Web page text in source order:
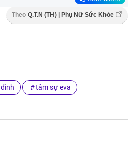
Theo Q.T.N (TH) | Phụ Nữ Sức Khỏe
tâm sự eva